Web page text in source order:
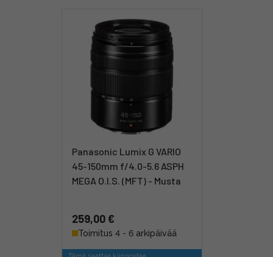
Panasonic Lumix G VARIO
45-150mm f/4.0-5.6 ASPH
MEGA O.I.S. (MFT) - Musta
259,00 €
Toimitus 4 - 6 arkipäivää